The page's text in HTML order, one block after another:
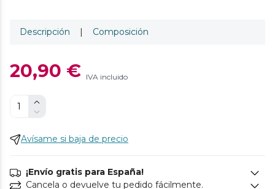
Descripción | Composición
20,90 € IVA incluido
Avísame si baja de precio
¡Envío gratis para España!
Cancela o devuelve tu pedido fácilmente.